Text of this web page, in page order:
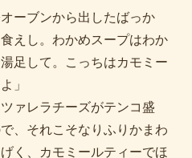
ーブンから出したばっか
えし。わかめスープはわか
足して。こっちはカモミー
」
ァレラチーズがテンコ盛
、それこそなりふりかまわ
く、カモミールティーでほ